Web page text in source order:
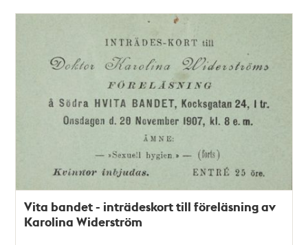
Vita bandet - inträdeskort till föreläsning av
Karolina Widerström